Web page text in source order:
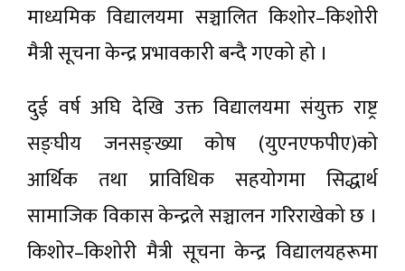
माध्यमिक विद्यालयमा सञ्चालित किशोर–किशोरी
मैत्री सूचना केन्द्र प्रभावकारी बन्दै गएको हो ।
दुई वर्ष अघि देखि उक्त विद्यालयमा संयुक्त राष्ट्र
सङ्घीय जनसङ्ख्या कोष (युएनएफपीए)को
आर्थिक तथा प्राविधिक सहयोगमा सिद्धार्थ
सामाजिक विकास केन्द्रले सञ्चालन गरिराखेको छ ।
किशोर–किशोरी मैत्री सूचना केन्द्र विद्यालयहरूमा